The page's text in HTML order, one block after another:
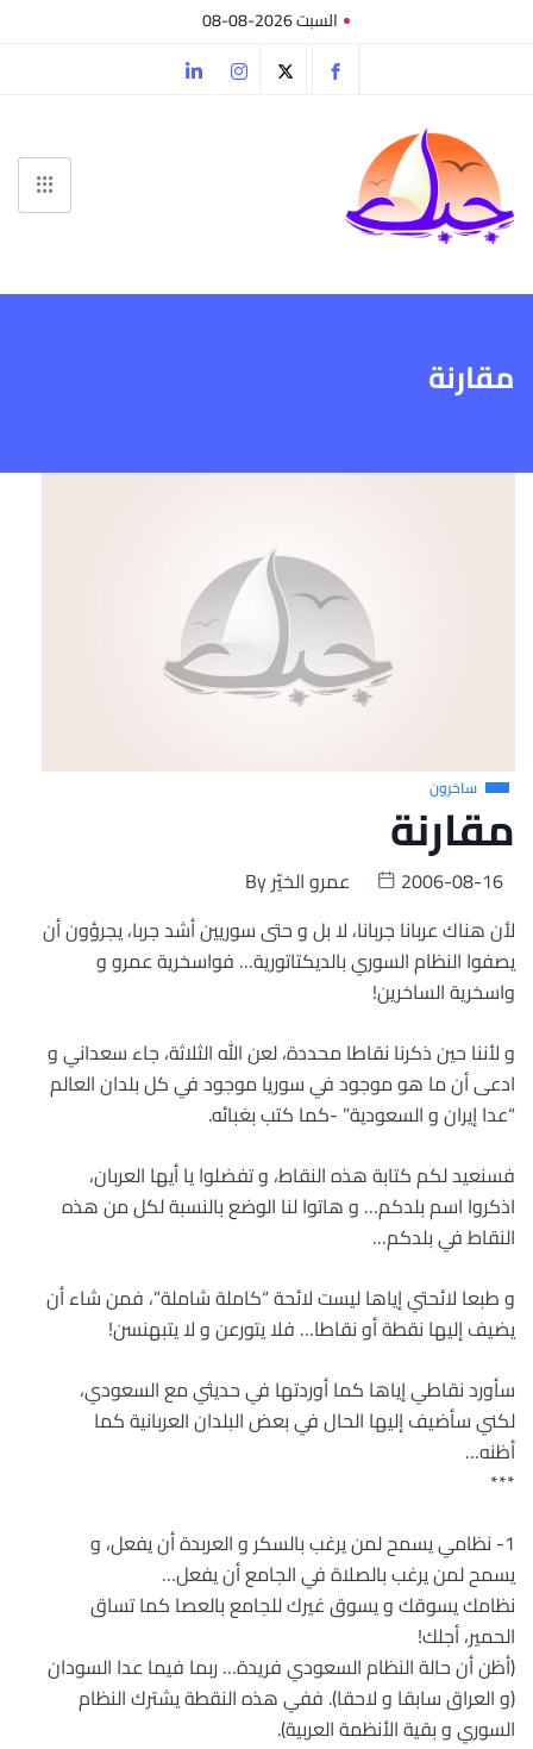
السبت 2026-08-08
مقارنة
ساخرون
مقارنة
Byعمرو الخيّر
2006-08-16
لأن هناك عربانا جربانا، لا بل و حتى سوريين أشد جربا، يجرؤون أن
يصفوا النظام السوري بالديكتاتورية… فواسخرية عمرو و
واسخرية الساخرين!
و لأننا حين ذكرنا نقاطا محددة، لعن الله الثلاثة، جاء سعداني و
ادعى أن ما هو موجود في سوريا موجود في كل بلدان العالم
“عدا إيران و السعودية” -كما كتب بغبائه.
فسنعيد لكم كتابة هذه النقاط، و تفضلوا يا أيها العربان،
اذكروا اسم بلدكم… و هاتوا لنا الوضع بالنسبة لكل من هذه
النقاط في بلدكم…
و طبعا لائحتي إياها ليست لائحة “كاملة شاملة”، فمن شاء أن
يضيف إليها نقطة أو نقاطا… فلا يتورعن و لا يتبهنسن!
سأورد نقاطي إياها كما أوردتها في حديثي مع السعودي،
لكني سأضيف إليها الحال في بعض البلدان العربانية كما
أظنه…
***
1- نظامي يسمح لمن يرغب بالسكر و العربدة أن يفعل، و
يسمح لمن يرغب بالصلاة في الجامع أن يفعل…
نظامك يسوقك و يسوق غيرك للجامع بالعصا كما تساق
الحمير، أجلك!
(أظن أن حالة النظام السعودي فريدة… ربما فيما عدا السودان
(و العراق سابقا و لاحقا). ففي هذه النقطة يشترك النظام
السوري و بقية الأنظمة العربية).